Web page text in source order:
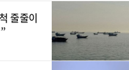
줄줄이